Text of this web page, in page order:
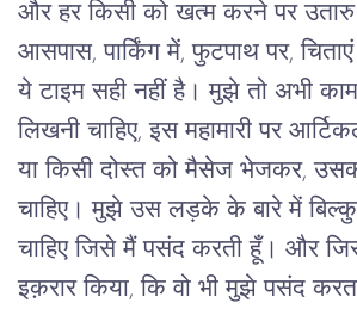
और हर किसी को खत्म करने पर उतारु
आसपास, पार्किंग में, फुटपाथ पर,
ये टाइम सही नहीं है। मुझे तो अभी काम
लिखनी चाहिए, इस महामारी पर
या किसी दोस्त को मैसेज भेजकर,
चाहिए। मुझे उस लड़के के बारे में
चाहिए जिसे मैं पसंद करती हूँ। और
इक़रार किया, कि वो भी मुझे पसंद